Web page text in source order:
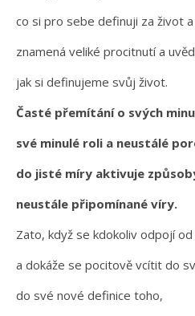
co si pro sebe definuji za život
znamená veliké procitnutí a
jak si definujeme svůj život.
Časté přemítání o svých
své minulé roli a neustálé
do jisté míry aktivuje
neustále připomínané víry.
Zato, když se kdokoliv odpojí
a dokáže se pocitově vcítit do
do své nové definice toho,